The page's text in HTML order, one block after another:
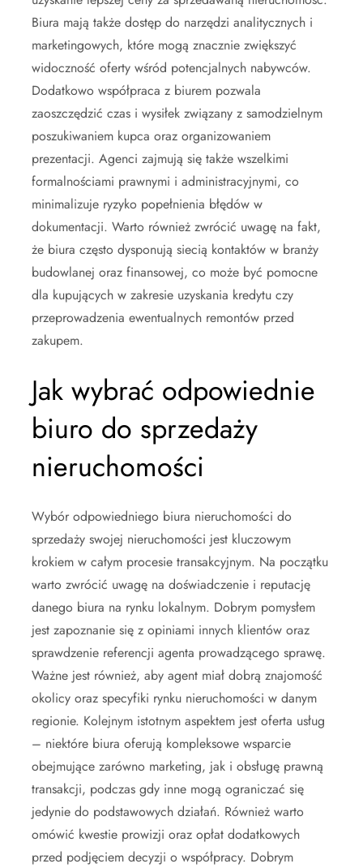
Biura mają także dostęp do narzędzi analitycznych i
marketingowych, które mogą znacznie zwiększyć
widoczność oferty wśród potencjalnych nabywców.
Dodatkowo współpraca z biurem pozwala
zaoszczędzić czas i wysiłek związany z samodzielnym
poszukiwaniem kupca oraz organizowaniem
prezentacji. Agenci zajmują się także wszelkimi
formalnościami prawnymi i administracyjnymi, co
minimalizuje ryzyko popełnienia błędów w
dokumentacji. Warto również zwrócić uwagę na fakt,
że biura często dysponują siecią kontaktów w branży
budowlanej oraz finansowej, co może być pomocne
dla kupujących w zakresie uzyskania kredytu czy
przeprowadzenia ewentualnych remontów przed
zakupem.
Jak wybrać odpowiednie
biuro do sprzedaży
nieruchomości
Wybór odpowiedniego biura nieruchomości do
sprzedaży swojej nieruchomości jest kluczowym
krokiem w całym procesie transakcyjnym. Na początku
warto zwrócić uwagę na doświadczenie i reputację
danego biura na rynku lokalnym. Dobrym pomysłem
jest zapoznanie się z opiniami innych klientów oraz
sprawdzenie referencji agenta prowadzącego sprawę.
Ważne jest również, aby agent miał dobrą znajomość
okolicy oraz specyfiki rynku nieruchomości w danym
regionie. Kolejnym istotnym aspektem jest oferta usług
– niektóre biura oferują kompleksowe wsparcie
obejmujące zarówno marketing, jak i obsługę prawną
transakcji, podczas gdy inne mogą ograniczać się
jedynie do podstawowych działań. Również warto
omówić kwestie prowizji oraz opłat dodatkowych
przed podjęciem decyzji o współpracy. Dobrym